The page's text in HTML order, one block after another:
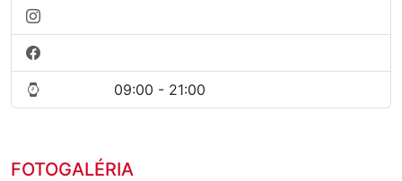
09:00 - 21:00
FOTOGALÉRIA